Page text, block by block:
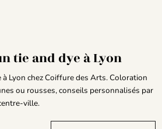
tie and dye à Lyon
Lyon chez Coiffure des Arts. Coloration
ou rousses, conseils personnalisés par
ville.